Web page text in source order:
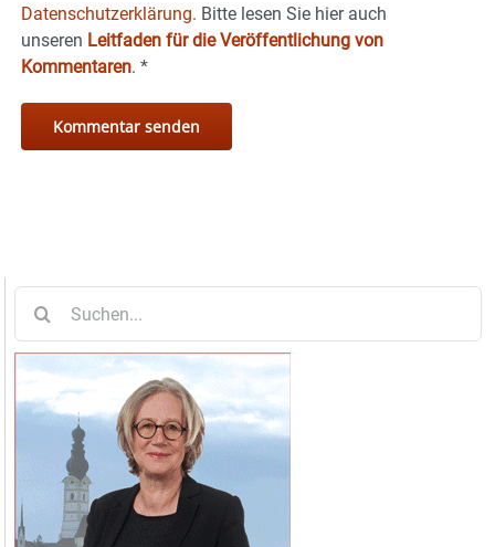
Datenschutzerklärung. Bitte lesen Sie hier auch
unseren Leitfaden für die Veröffentlichung von
Kommentaren. *
nach: